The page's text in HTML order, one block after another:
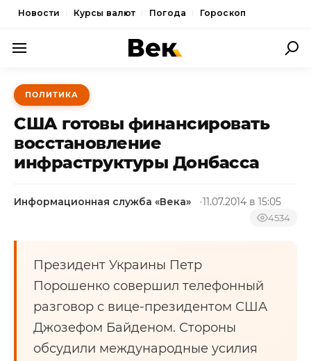
Новости Курсы валют Погода Гороскоп
ПОЛИТИКА
ЭКОНОМИКА
ОБЩЕСТВО
СПОРТ
ПОЛИТИКА
США готовы финансировать
восстановление
инфраструктуры Донбасса
Информационная служба «Века» 11.07.2014 в 15:05
4534
Президент Украины Петр
Порошенко совершил телефонный
разговор с вице-президентом США
Джозефом Байденом. Стороны
обсудили международные усилия